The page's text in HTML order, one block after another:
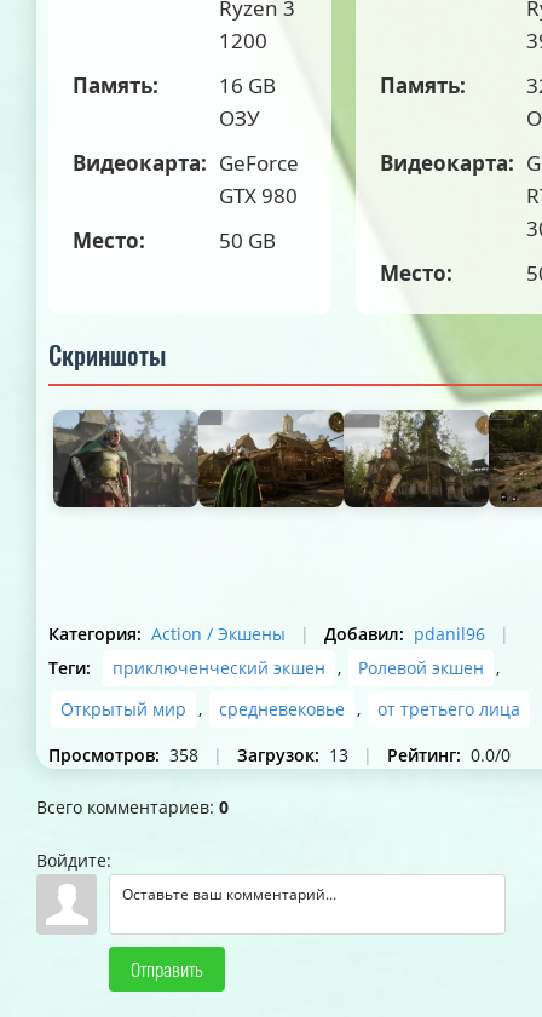
Ryzen 3
1200
Память:
16 GB
ОЗУ
Видеокарта: GeForce
GTX 980
Место:
50 GB
Память:
Видеокарта:
Место:
Скриншоты
Категория: Action / Экшены | Добавил: pdanil96
|
Теги: приключенческий экшен , Ролевой экшен ,
Открытый мир , средневековье ,
от третьего лица
Просмотров: 358 | Загрузок: 13 | Рейтинг: 0.0/0
Всего комментариев: 0
Войдите:
Отправить